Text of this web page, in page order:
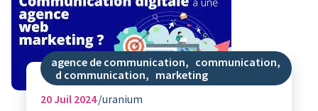
agence de communication, communication,
d communication, marketing
20Juil 2024 uranium